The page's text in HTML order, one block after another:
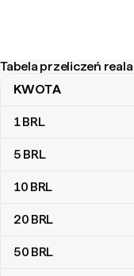
Tabela przeliczeń
Tabela przeliczeń reala
KWOTA
1BRL
5 BRL
10 BRL
20 BRL
50 BRL